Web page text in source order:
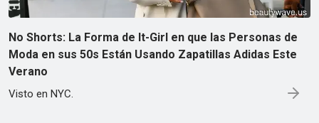
No Shorts: La Forma de It-Girl en que las Personas de
Moda en sus 50s Están Usando Zapatillas Adidas Este
Verano
Visto en NYC.